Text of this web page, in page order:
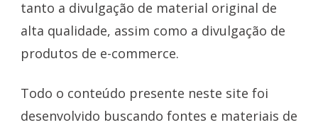
tanto a divulgação de material original de
alta qualidade, assim como a divulgação de
produtos de e-commerce.
Todo o conteúdo presente neste site foi
desenvolvido buscando fontes e materiais de